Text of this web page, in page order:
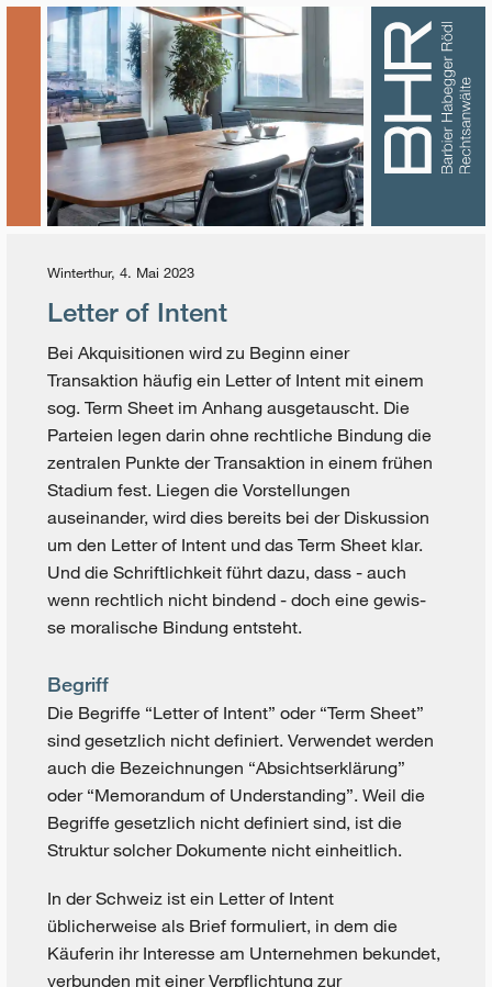
Winterthur, 4. Mai 2023
Letter of Intent
Bei Akquisitionen wird zu Beginn einer
Transaktion häufig ein Letter of Intent mit einem
sog. Term Sheet im Anhang ausgetauscht. Die
Parteien legen darin ohne rechtliche Bindung die
zentralen Punkte der Transaktion in einem frühen
Stadium fest. Liegen die Vorstellungen
auseinander, wird dies bereits bei der Diskussion
um den Letter of Intent und das Term Sheet klar.
Und die Schriftlichkeit führt dazu, dass - auch
wenn rechtlich nicht bindend - doch eine gewis-
se moralische Bindung entsteht.
Begriff
Die Begriffe “Letter of Intent” oder “Term Sheet”
sind gesetzlich nicht definiert. Verwendet werden
auch die Bezeichnungen “Absichtserklärung”
oder “Memorandum of Understanding”. Weil die
Begriffe gesetzlich nicht definiert sind, ist die
Struktur solcher Dokumente nicht einheitlich.
In der Schweiz ist ein Letter of Intent
üblicherweise als Brief formuliert, in dem die
Käuferin ihr Interesse am Unternehmen bekundet,
verbunden mit einer Verpflichtung zur